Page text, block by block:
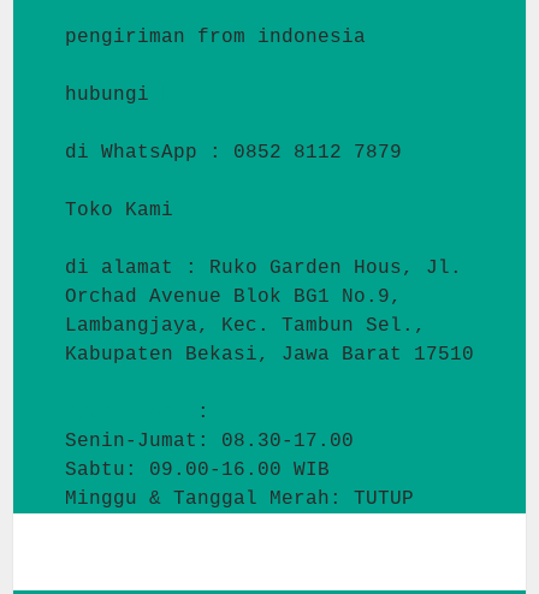
pengiriman from indonesia
hubungi
di WhatsApp : 0852 8112 7879
Toko Kami
di alamat : Ruko Garden Hous, Jl.
Orchad Avenue Blok BG1 No.9,
Lambangjaya, Kec. Tambun Sel.,
Kabupaten Bekasi, Jawa Barat 17510
:
Senin-Jumat: 08.30-17.00
Sabtu: 09.00-16.00 WIB
Minggu & Tanggal Merah: TUTUP